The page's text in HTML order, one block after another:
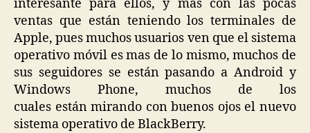
interesante para ellos, y mas con las pocas
ventas que están teniendo los terminales de
Apple, pues muchos usuarios ven que el sistema
operativo móvil es mas de lo mismo, muchos de
sus seguidores se están pasando a Android y
Windows Phone, muchos de los
cuales están mirando con buenos ojos el nuevo
sistema operativo de BlackBerry.